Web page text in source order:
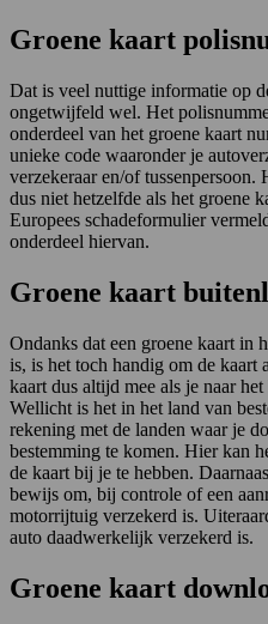
Groene kaart
Dat is veel nuttige informatie op
ongetwijfeld wel. Het
onderdeel van het groene kaart
unieke code waaronder je
verzekeraar en/of
dus niet hetzelfde als het groene
Europees schadeformulier
onderdeel hiervan.
Groene kaart
Ondanks dat een groene kaart in
is, is het toch handig om de kaart
kaart dus altijd mee als je naar
Wellicht is het in het land van
rekening met de landen waar je
bestemming te komen. Hier kan
de kaart bij je te hebben.
bewijs om, bij controle of een
motorrijtuig verzekerd is.
auto daadwerkelijk verzekerd is.
Groene kaart